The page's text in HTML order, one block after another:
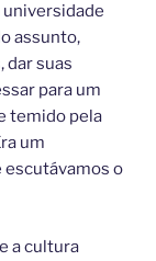
universidade
assunto,
dar suas
para um
temido pela
um
escutávamos o
a cultura